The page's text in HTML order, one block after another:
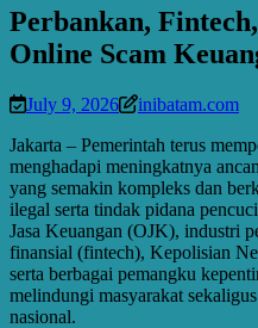
Perbankan,
Online Scam
July 9, 2026
inibatam.com
Jakarta – Pemerintah terus
menghadapi meningkatnya
yang semakin kompleks dan
ilegal serta tindak pidana
Jasa Keuangan (OJK), industri
finansial (fintech), Kepolisian
serta berbagai pemangku
melindungi masyarakat
nasional.